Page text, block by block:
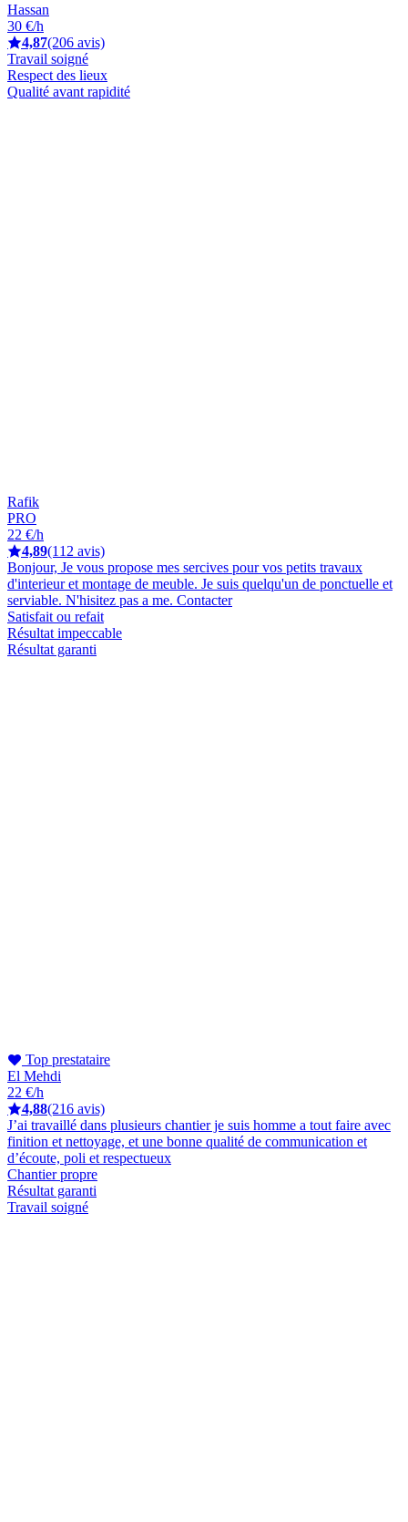
Hassan
30 €/h
4,87(206 avis)
Travail soigné
Respect des lieux
Qualité avant rapidité
Rafik
PRO
22 €/h
4,89(112 avis)
Bonjour, Je vous propose mes sercives pour vos petits travaux
d'interieur et montage de meuble. Je suis quelqu'un de ponctuelle et
serviable. N'hisitez pas a me. Contacter
Satisfait ou refait
Résultat impeccable
Résultat garanti
Top prestataire
El Mehdi
22 €/h
4,88(216 avis)
J’ai travaillé dans plusieurs chantier je suis homme a tout faire avec
finition et nettoyage, et une bonne qualité de communication et
d’écoute, poli et respectueux
Chantier propre
Résultat garanti
Travail soigné